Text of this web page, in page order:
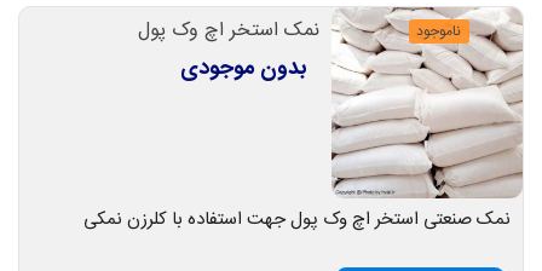
ناموجود نمک استخر اچ وک پول
بدون موجودی
نمک صنعتی استخر اچ وک پول جهت استفاده با کلرزن نمکی